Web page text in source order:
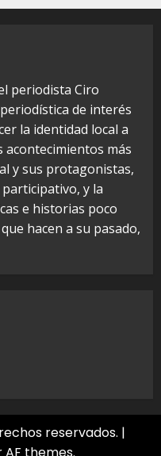
periodista Ciro
de interés
la identidad local a
más
y sus protagonistas,
y la
e historias poco
hacen a su pasado,
reservados. |